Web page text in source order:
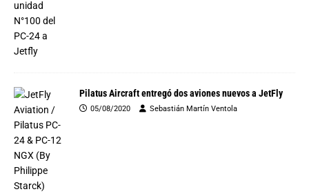
Pilatus Aircraft entregó dos aviones nuevos a JetFly
05/08/2020 Sebastián Martín Ventola